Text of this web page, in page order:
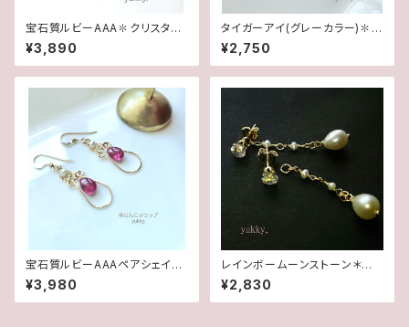
宝石質ルビーAAA✽クリスタル1
4kgfデザインピアス/イヤリング
¥3,890
タイガーアイ(グレーカラー)✽フ
レームガラス14kgfピアス/イヤ
リング
¥2,750
宝石質ルビーAAAペアシェイプ
✽淡水パール14kgfデザインピ
アス/イヤリング
¥3,980
レインボームーンストーン＊淡
水2wayポストピアス14kgf
¥2,830